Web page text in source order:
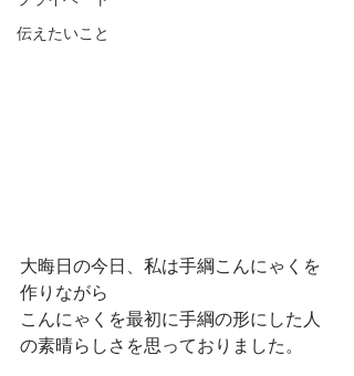
伝えたいこと
大晦日の今日、私は手綱こんにゃくを
作りながら
こんにゃくを最初に手綱の形にした人
の素晴らしさを思っておりました。